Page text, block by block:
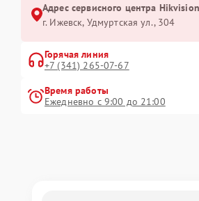
Адрес сервисного центра
г. Ижевск, Удмуртская ул., 304
Горячая линия
+7 (341) 265-07-67
Время работы
Ежедневно с 9:00 до 21:00